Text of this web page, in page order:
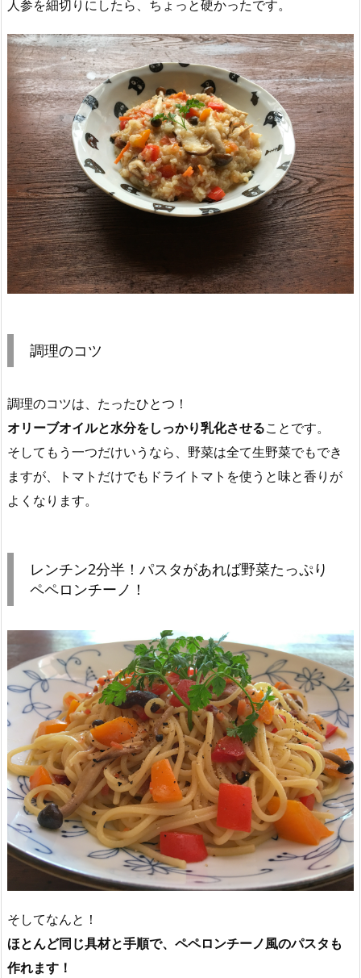
人参を細切りにしたら、ちょっと硬かったです。
調理のコツ
調理のコツは、たったひとつ！
オリーブオイルと水分をしっかり乳化させることです。
そしてもう一つだけいうなら、野菜は全て生野菜でもでき
ますが、トマトだけでもドライトマトを使うと味と香りが
よくなります。
レンチン2分半！パスタがあれば野菜たっぷり
ペペロンチーノ！
そしてなんと！
ほとんど同じ具材と手順で、ペペロンチーノ風のパスタも
作れます！